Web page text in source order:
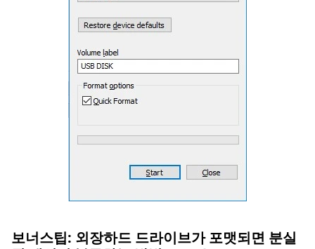
보너스팁: 외장하드 드라이브가 포맷되면 분실